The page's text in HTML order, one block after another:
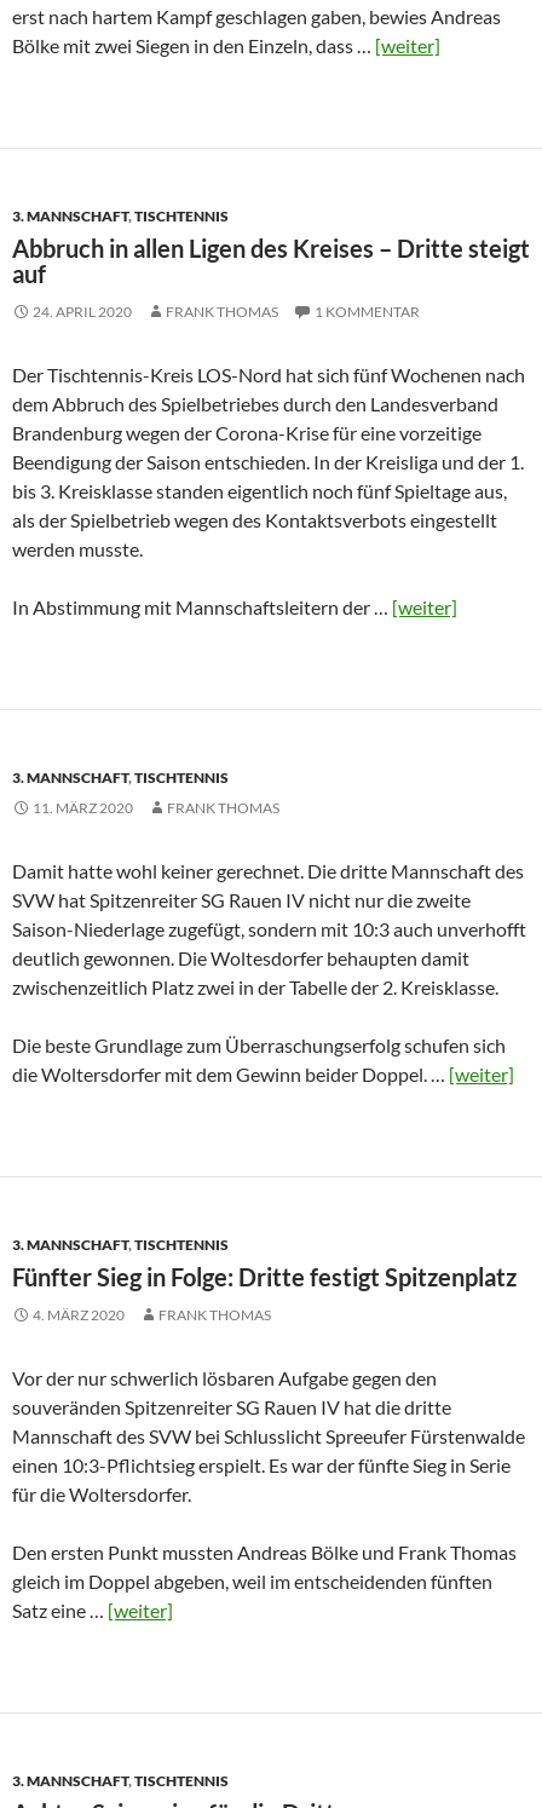
erst nach hartem Kampf geschlagen gaben, bewies Andreas
Bölke mit zwei Siegen in den Einzeln, dass … [weiter]
3. MANNSCHAFT,TISCHTENNIS
Abbruch in allen Ligen des Kreises – Dritte steigt
auf
24. APRIL 2020 FRANK THOMAS 1 KOMMENTAR
Der Tischtennis-Kreis LOS-Nord hat sich fünf Wochenen nach
dem Abbruch des Spielbetriebes durch den Landesverband
Brandenburg wegen der Corona-Krise für eine vorzeitige
Beendigung der Saison entschieden. In der Kreisliga und der 1.
bis 3. Kreisklasse standen eigentlich noch fünf Spieltage aus,
als der Spielbetrieb wegen des Kontaktsverbots eingestellt
werden musste.
In Abstimmung mit Mannschaftsleitern der … [weiter]
3. MANNSCHAFT,TISCHTENNIS
11. MÄRZ 2020
FRANK THOMAS
Damit hatte wohl keiner gerechnet. Die dritte Mannschaft des
SVW hat Spitzenreiter SG Rauen IV nicht nur die zweite
Saison-Niederlage zugefügt, sondern mit 10:3 auch unverhofft
deutlich gewonnen. Die Woltesdorfer behaupten damit
zwischenzeitlich Platz zwei in der Tabelle der 2. Kreisklasse.
Die beste Grundlage zum Überraschungserfolg schufen sich
die Woltersdorfer mit dem Gewinn beider Doppel. … [weiter]
3. MANNSCHAFT,TISCHTENNIS
Fünfter Sieg in Folge: Dritte festigt Spitzenplatz
4. MÄRZ 2020 FRANK THOMAS
Vor der nur schwerlich lösbaren Aufgabe gegen den
souveränden Spitzenreiter SG Rauen IV hat die dritte
Mannschaft des SVW bei Schlusslicht Spreeufer Fürstenwalde
einen 10:3-Pflichtsieg erspielt. Es war der fünfte Sieg in Serie
für die Woltersdorfer.
Den ersten Punkt mussten Andreas Bölke und Frank Thomas
gleich im Doppel abgeben, weil im entscheidenden fünften
Satz eine … [weiter]
3. MANNSCHAFT,TISCHTENNIS